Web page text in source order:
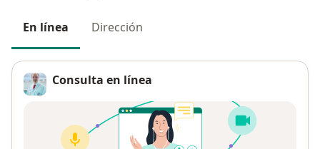
En línea Dirección
Consulta en línea